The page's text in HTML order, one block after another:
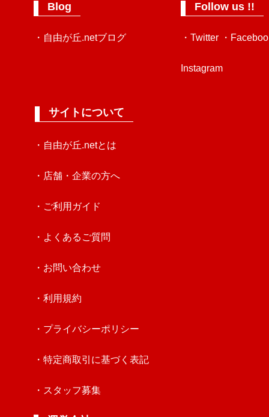
Blog
・自由が丘.netブログ
Follow us !!
・Twitter ・
Instagram
サイトについて
・自由が丘.netとは
・店舗・企業の方へ
・ご利用ガイド
・よくあるご質問
・お問い合わせ
・利用規約
・プライバシーポリシー
・特定商取引に基づく表記
・スタッフ募集